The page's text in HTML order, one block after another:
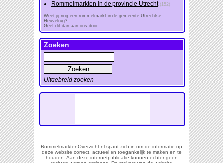
Rommelmarkten in de provincie Utrecht (152)
Weet jij nog een rommelmarkt in de gemeente Utrechtse
Heuvelrug?
Geef dit dan aan ons door.
Zoeken
Uitgebreid zoeken
RommelmarktenOverzicht.nl spant zich in om de informatie op
deze website correct, actueel en toegankelijk te maken en te
houden. Aan deze internetpublicatie kunnen echter geen